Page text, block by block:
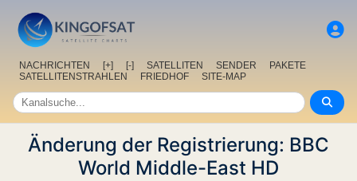
NACHRICHTEN [+] [-] SATELLITEN SENDER
PAKETE
SATELLITENSTRAHLEN
FRIEDHOF SITE-MAP
Änderung der Registrierung: BBC
World Middle-East HD